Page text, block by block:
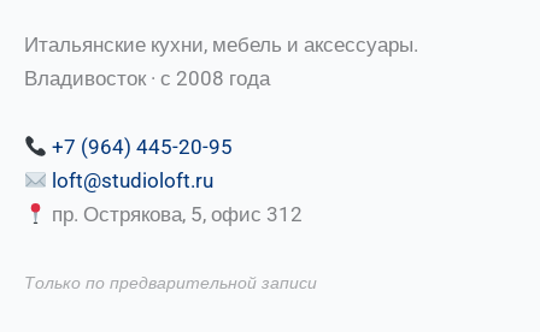
Итальянские кухни, мебель и аксессуары.
Владивосток · с 2008 года
+7 (964) 445-20-95
loft@studioloft.ru
пр. Острякова, 5, офис 312
Только по предварительной записи